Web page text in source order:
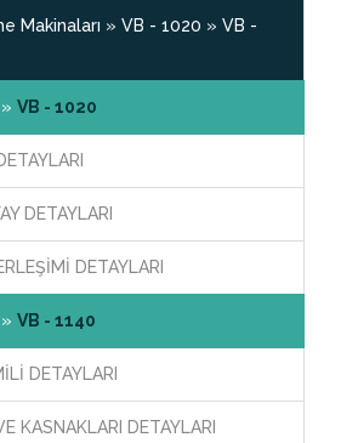
Makinaları » VB - 1020 » VB -
VB - 1020
DETAYLARI
DETAYLARI
VB - 1140
DETAYLARI
KASNAKLARI DETAYLARI